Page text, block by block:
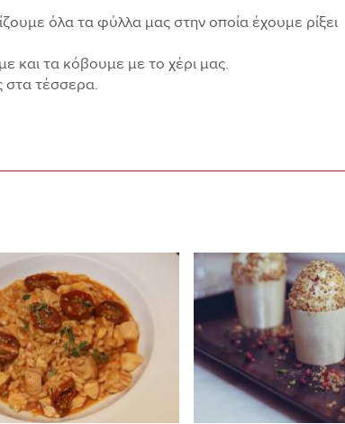
όλα τα φύλλα μας στην οποία έχουμε ρίξει
και τα κόβουμε με το χέρι μας.
στα τέσσερα.